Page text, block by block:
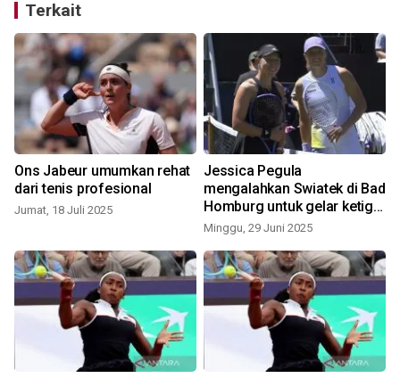
Terkait
Ons Jabeur umumkan rehat
dari tenis profesional
Jumat, 18 Juli 2025
Jessica Pegula
mengalahkan Swiatek di Bad
Homburg untuk gelar ketiga
musim ini
Minggu, 29 Juni 2025